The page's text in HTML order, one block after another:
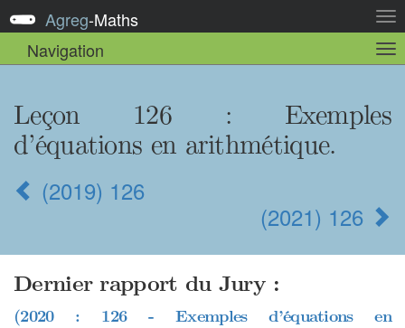
la
Agreg-Maths
Navigation
la
Leçon 126 : Exemples
d’équations en arithmétique.
(2019) 126
(2021) 126
Dernier rapport du Jury :
(2020 : 126 - Exemples d’équations en